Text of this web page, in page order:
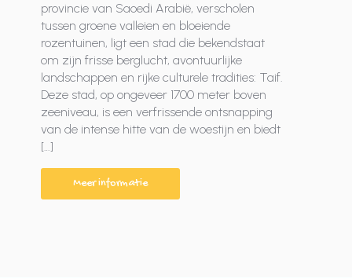
provincie van Saoedi Arabië, verscholen
tussen groene valleien en bloeiende
rozentuinen, ligt een stad die bekendstaat
om zijn frisse berglucht, avontuurlijke
landschappen en rijke culturele tradities: Taif.
Deze stad, op ongeveer 1700 meter boven
zeeniveau, is een verfrissende ontsnapping
van de intense hitte van de woestijn en biedt
[…]
Meer informatie